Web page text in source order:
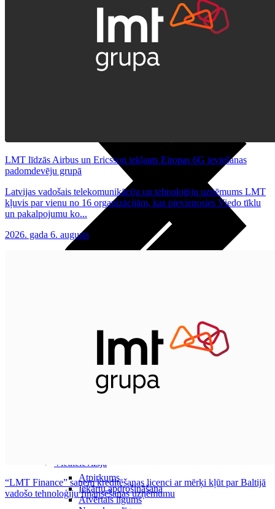
LMT Kartes iespējas
Kur nopirkt
Kā kļūt par LMT klientu
eSIM tehnoloģija
Citi pakalpojumi
Viedtelevīzija
Apple
Lenovo
Atpirkums
Iekārtu apdrošināšana
Atvērtais līgums
LMT līdzās Airbus un Ericsson iekļauts Eiropas 6G ieviešanas
padomdevēju grupā
Latvijas vadošais telekomunikāciju un tehnoloģiju uzņēmums LMT
kļuvis par vienu no 16 organizācijām, kas pievienosies Viedo tīklu
un pakalpojumu ko...
2026. gada 6. augusts
“LMT Finance” saņem kreditēšanas licenci ar mērķi kļūt par Baltijā
vadošo tehnoloģiju finansēšanas uzņēmumu